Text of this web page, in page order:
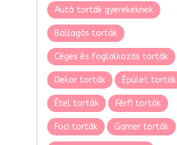
Autó torták gyerekeknek
Ballagás torták
Céges és foglalkozás torták
Dekor torták Épület torták
Étel torták Férfi torták
Foci torták Gamer torták